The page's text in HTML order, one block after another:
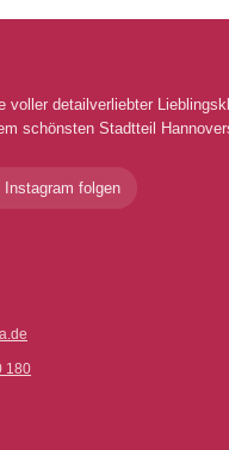
voller detailverliebter
schönsten Stadtteil
folgen
180